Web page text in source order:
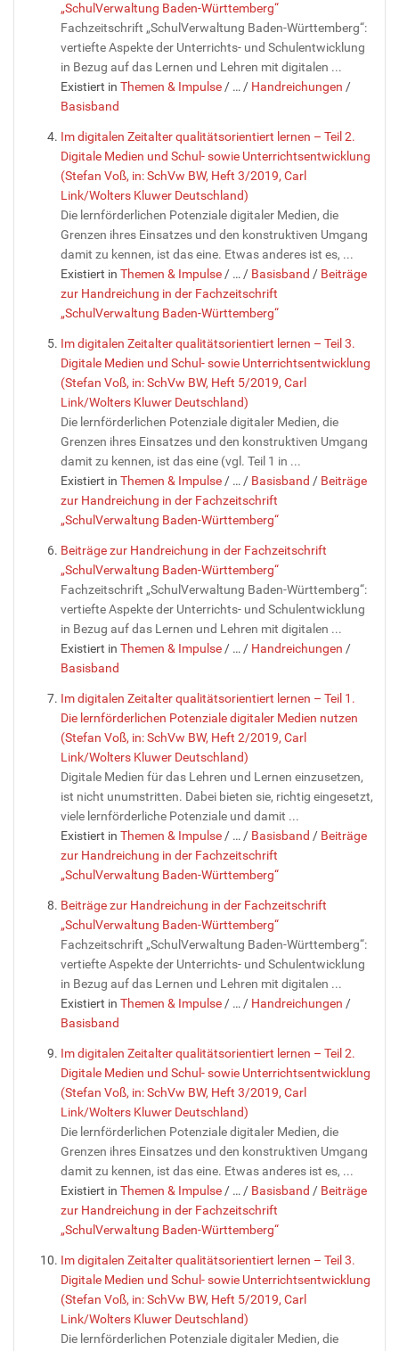
„SchulVerwaltung Baden-Württemberg“
Fachzeitschrift „SchulVerwaltung Baden-Württemberg“:
vertiefte Aspekte der Unterrichts- und Schulentwicklung
in Bezug auf das Lernen und Lehren mit digitalen ...
Existiert in Themen & Impulse / … / Handreichungen /
Basisband
Im digitalen Zeitalter qualitätsorientiert lernen – Teil 2.
Digitale Medien und Schul- sowie Unterrichtsentwicklung
(Stefan Voß, in: SchVw BW, Heft 3/2019, Carl
Link/Wolters Kluwer Deutschland)
Die lernförderlichen Potenziale digitaler Medien, die
Grenzen ihres Einsatzes und den konstruktiven Umgang
damit zu kennen, ist das eine. Etwas anderes ist es, ...
Existiert in Themen & Impulse / … / Basisband / Beiträge
zur Handreichung in der Fachzeitschrift
„SchulVerwaltung Baden-Württemberg“
Im digitalen Zeitalter qualitätsorientiert lernen – Teil 3.
Digitale Medien und Schul- sowie Unterrichtsentwicklung
(Stefan Voß, in: SchVw BW, Heft 5/2019, Carl
Link/Wolters Kluwer Deutschland)
Die lernförderlichen Potenziale digitaler Medien, die
Grenzen ihres Einsatzes und den konstruktiven Umgang
damit zu kennen, ist das eine (vgl. Teil 1 in ...
Existiert in Themen & Impulse / … / Basisband / Beiträge
zur Handreichung in der Fachzeitschrift
„SchulVerwaltung Baden-Württemberg“
Beiträge zur Handreichung in der Fachzeitschrift
„SchulVerwaltung Baden-Württemberg“
Fachzeitschrift „SchulVerwaltung Baden-Württemberg“:
vertiefte Aspekte der Unterrichts- und Schulentwicklung
in Bezug auf das Lernen und Lehren mit digitalen ...
Existiert in Themen & Impulse / … / Handreichungen /
Basisband
Im digitalen Zeitalter qualitätsorientiert lernen – Teil 1.
Die lernförderlichen Potenziale digitaler Medien nutzen
(Stefan Voß, in: SchVw BW, Heft 2/2019, Carl
Link/Wolters Kluwer Deutschland)
Digitale Medien für das Lehren und Lernen einzusetzen,
ist nicht unumstritten. Dabei bieten sie, richtig eingesetzt,
viele lernförderliche Potenziale und damit ...
Existiert in Themen & Impulse / … / Basisband / Beiträge
zur Handreichung in der Fachzeitschrift
„SchulVerwaltung Baden-Württemberg“
Beiträge zur Handreichung in der Fachzeitschrift
„SchulVerwaltung Baden-Württemberg“
Fachzeitschrift „SchulVerwaltung Baden-Württemberg“:
vertiefte Aspekte der Unterrichts- und Schulentwicklung
in Bezug auf das Lernen und Lehren mit digitalen ...
Existiert in Themen & Impulse / … / Handreichungen /
Basisband
Im digitalen Zeitalter qualitätsorientiert lernen – Teil 2.
Digitale Medien und Schul- sowie Unterrichtsentwicklung
(Stefan Voß, in: SchVw BW, Heft 3/2019, Carl
Link/Wolters Kluwer Deutschland)
Die lernförderlichen Potenziale digitaler Medien, die
Grenzen ihres Einsatzes und den konstruktiven Umgang
damit zu kennen, ist das eine. Etwas anderes ist es, ...
Existiert in Themen & Impulse / … / Basisband / Beiträge
zur Handreichung in der Fachzeitschrift
„SchulVerwaltung Baden-Württemberg“
Im digitalen Zeitalter qualitätsorientiert lernen – Teil 3.
Digitale Medien und Schul- sowie Unterrichtsentwicklung
(Stefan Voß, in: SchVw BW, Heft 5/2019, Carl
Link/Wolters Kluwer Deutschland)
Die lernförderlichen Potenziale digitaler Medien, die